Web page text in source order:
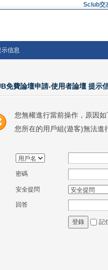
Sclub交
信息
免費論壇申請-使用者論壇 提示
您無權進行當前操作，原因如
您所在的用戶組(遊客)無法進
密碼
安全提問
回答
登錄 記